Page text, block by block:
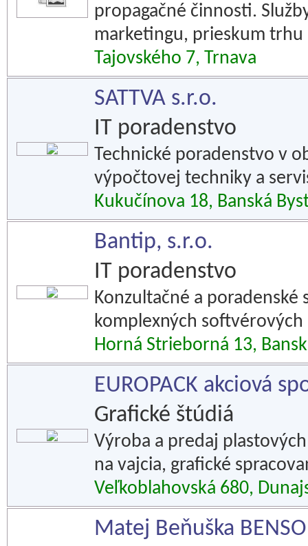
propagačné činnosti.
marketingu, prieskum
Tajovského 7, Trnava
SATTVA s.r.o.
IT poradenstvo
Technické poradenstvo v
výpočtovej techniky a
Kukučínova 18, Banská
Bantip, s.r.o.
IT poradenstvo
Konzultačné a poradenské
komplexných softvérových
Horná Strieborná 13,
EUROPACK akciová
Grafické štúdiá
Výroba a predaj
na vajcia, grafické
Veľkoblahovská 680,
Matej Beňuška